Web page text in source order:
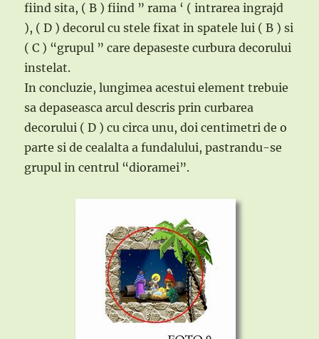
fiind sita, ( B ) fiind ” rama ‘ ( intrarea ingrajd
), ( D ) decorul cu stele fixat in spatele lui ( B ) si
( C ) “grupul ” care depaseste curbura decorului
instelat.
In concluzie, lungimea acestui element trebuie
sa depaseasca arcul descris prin curbarea
decorului ( D ) cu circa unu, doi centimetri de o
parte si de cealalta a fundalului, pastrandu-se
grupul in centrul “dioramei”.